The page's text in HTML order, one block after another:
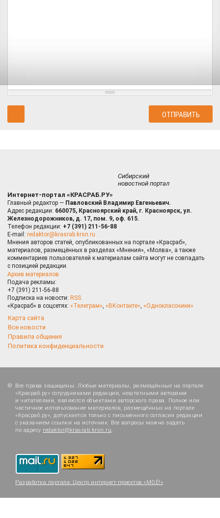
Сибирский
новостной портал
Интернет-портал «КРАСРАБ.РУ»
Главный редактор — Павловский Владимир Евгеньевич.
Адрес редакции: 660075, Красноярский край, г. Красноярск, ул.
Железнодорожников, д. 17, пом. 9, оф. 615.
Телефон редакции: +7 (391) 211-56-88
E-mail: redaktor@krasrab.krsn.ru
Мнения авторов статей, опубликованных на портале «Красраб»,
материалов, размещённых в разделах «Мнения», «Молва», а также
комментариев пользователей к материалам сайта могут не совпадать
с позицией редакции.
Архив материалов
Подача рекламы:
+7 (391) 211-56-88
Подписка на новости: RSS
«Красраб» в соцсетях: «Телеграм», «ВКонтакте», «Одноклассники»
Карта сайта
Все новости
Правила общения
Политика конфиденциальности
Все права защищены. Любые материалы, размещённые на портале
«Красраб.ру» сотрудниками редакции, нештатными авторами
и читателями, являются объектами авторского права. Полное или
частичное использование материалов, размещённых на портале
«Красраб.ру», допускается только с письменного согласия редакции
с указанием ссылки на источник. Все вопросы можно задать
по адресу redaktor@krasrab.krsn.ru.
Разработка портала: Центр интернет-проектов «МОЁ!»